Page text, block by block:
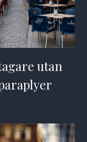
utan